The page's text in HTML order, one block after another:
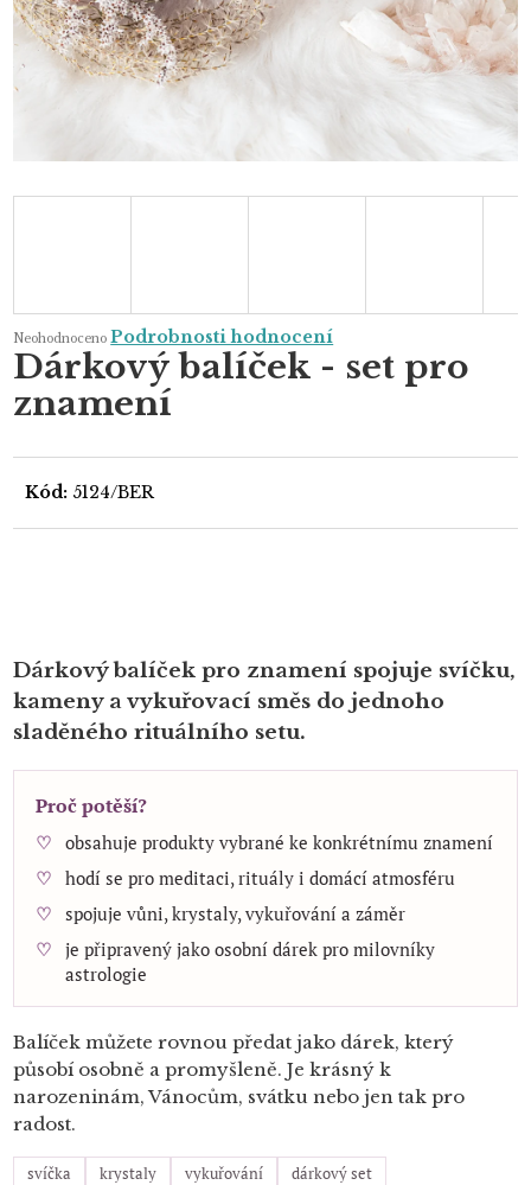
Průměrné
hodnocení
produktu
je
0,0
z
Neohodnoceno Podrobnosti hodnocení
Dárkový balíček - set pro
znamení
Kód: 5124/BER
Dárkový balíček pro znamení spojuje svíčku,
kameny a vykuřovací směs do jednoho
sladěného rituálního setu.
Proč potěší?
obsahuje produkty vybrané ke konkrétnímu znamení
hodí se pro meditaci, rituály i domácí atmosféru
spojuje vůni, krystaly, vykuřování a záměr
je připravený jako osobní dárek pro milovníky
astrologie
Balíček můžete rovnou předat jako dárek, který
působí osobně a promyšleně. Je krásný k
narozeninám, Vánocům, svátku nebo jen tak pro
radost.
svíčka krystaly vykuřování dárkový set